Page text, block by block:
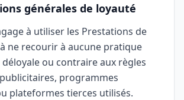
générales de loyauté
à utiliser les Prestations de
ne recourir à aucune pratique
ou contraire aux règles
programmes
plateformes tierces utilisés.